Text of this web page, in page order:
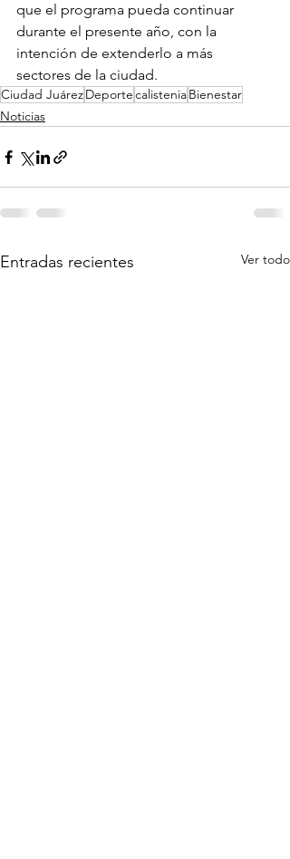
que el programa pueda continuar
durante el presente año, con la
intención de extenderlo a más
sectores de la ciudad.
Ciudad JuárezDeportecalisteniaBienestar
Noticias
Entradas recientes Ver todo